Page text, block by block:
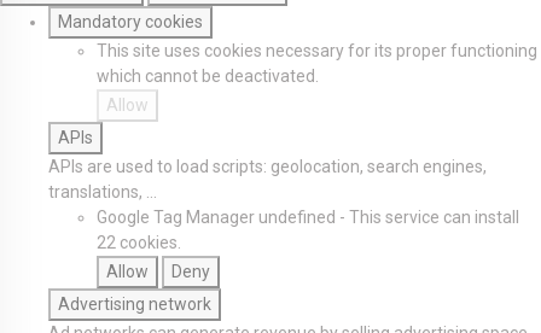
Mandatory cookies
This site uses cookies necessary for its proper functioning
which cannot be deactivated.
Allow
APIs
APIs are used to load scripts: geolocation, search engines,
translations, ...
Google Tag Manager undefined - This service can install
22 cookies.
Allow
Deny
Advertising network